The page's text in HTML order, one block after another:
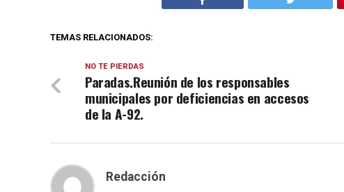
TEMAS RELACIONADOS:
NO TE PIERDAS
Paradas.Reunión de los responsables
municipales por deficiencias en accesos
de la A-92.
Redacción